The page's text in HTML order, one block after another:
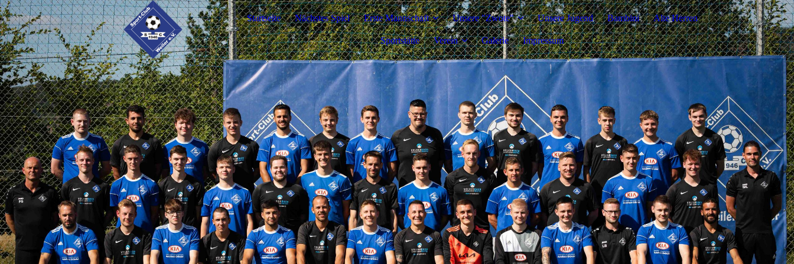
Startseite Nächstes Spiel Erste Mannschaft Unsere "Zwote" Unsere Jugend Bambini Alte Herren
Sportstätte Verein Galerie Impressum